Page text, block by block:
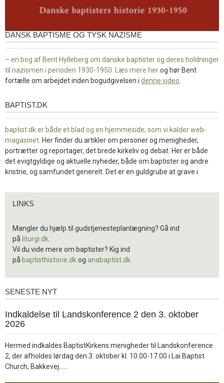
DANSK BAPTISME OG TYSK NAZISME
– en bog af Bent Hylleberg om danske baptister og deres holdninger
til nazismen i perioden 1930-1950. Læs mere herog hør Bent
fortælle om arbejdet inden bogudgivelsen i denne video
baptist.dk
BAPTIST.DK
baptist.dk er både et blad og en hjemmeside, som vi kalder web-
magasinet . Her finder du artikler om personer og menigheder,
portrætter og reportager, det brede kirkeliv og debat. Her er både
det evigtgyldige og aktuelle nyheder, både om baptister og andre
kristne, og samfundet generelt. Det er en guldgrube at grave i.
LINKS
Mangler du hjælp til gudstjenesteplanlægning? Gå ind
på liturgi.dk
Vil du vide mere om baptister? Kig ind
på baptisthistorie.dkog anabaptist.dk
Seneste
SENESTE NYT
1.
jul.
Indkaldelse til Landskonference 2 den 3. oktober
2026
Hermed indkaldes BaptistKirkens menigheder til Landskonference
2, der afholdes lørdag den 3. oktober kl. 10.00-17.00 i Lai Baptist
Church, Bakkevej……